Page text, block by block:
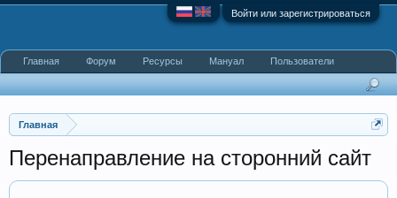
Войти или зарегистрироваться
Главная
Перенаправление на сторонний сайт
Главная Форум Ресурсы Мануал Пользователи